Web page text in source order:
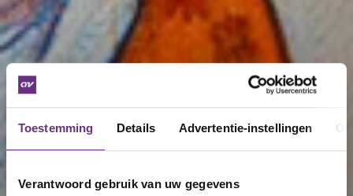
Toestemming Details Advertentie-instellingen
Verantwoord gebruik van uw gegevens